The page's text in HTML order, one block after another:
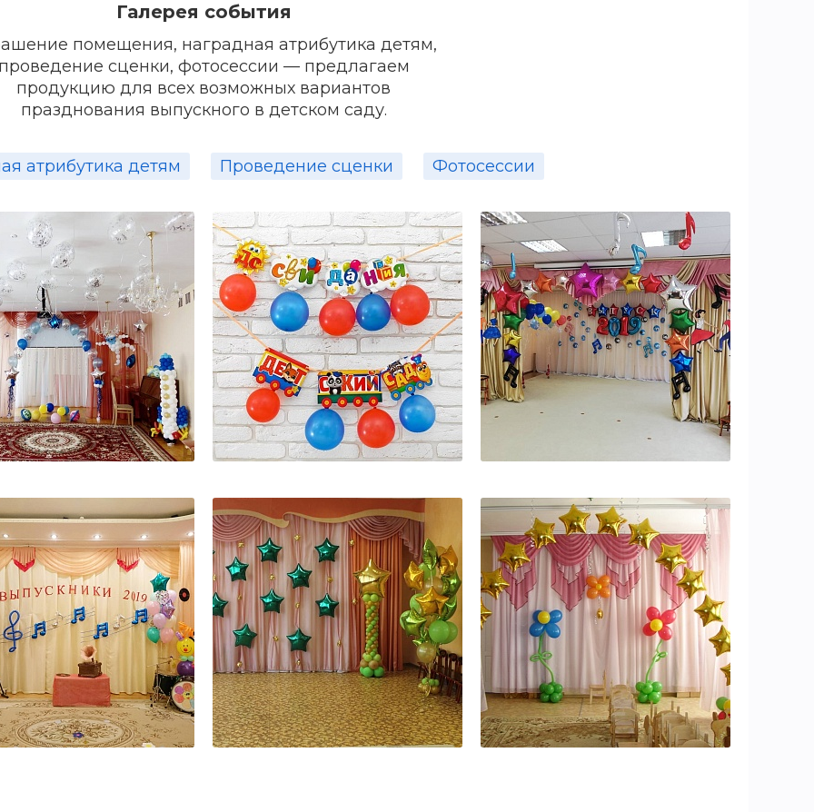
должно быть все уже готово. И вот наступает тот самый день Х. Украшен зал,
одна красивее другой, в сторонке смущенно стоят папы (чтобы избежать
песни, исполняют танцы, слезы на глазах… И плачут, конечно же, мамочки —
что их недавние «кулечки» с милой мимикой стали взрослее. И вот окончен
останутся только в выпускном альбоме.
Галерея события
помещения, наградная атрибутика детям,
проведение сценки, фотосессии — предлагаем
продукцию для всех возможных вариантов
празднования выпускного в детском саду.
атрибутика детям Проведение сценки Фотосессии